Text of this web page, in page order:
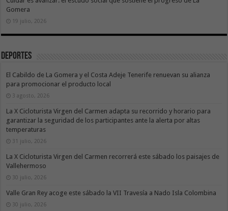
Gomera
19 julio, 2026
Deportes
El Cabildo de La Gomera y el Costa Adeje Tenerife renuevan su alianza
para promocionar el producto local
3 agosto, 2026
La X Cicloturista Virgen del Carmen adapta su recorrido y horario para
garantizar la seguridad de los participantes ante la alerta por altas
temperaturas
31 julio, 2026
La X Cicloturista Virgen del Carmen recorrerá este sábado los paisajes de
Vallehermoso
30 julio, 2026
Valle Gran Rey acoge este sábado la VII Travesía a Nado Isla Colombina
30 julio, 2026